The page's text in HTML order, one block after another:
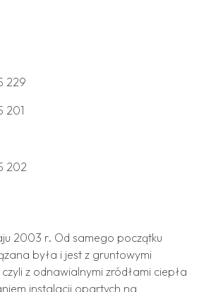
229
201
202
2003 r. Od samego początku
była i jest z gruntowymi
z odnawialnymi zródłami ciepła
instalacji opartych na